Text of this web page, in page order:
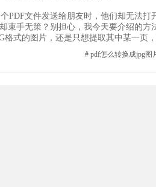
PDF文件发送给朋友时，他们却无法打
束手无策？别担心，我今天要介绍的方
格式的图片，还是只想提取其中某一页
单几步，你就能将PDF转换成高质量的
器产品可以帮助用户将PDF...
# pdf怎么转换成jpg图